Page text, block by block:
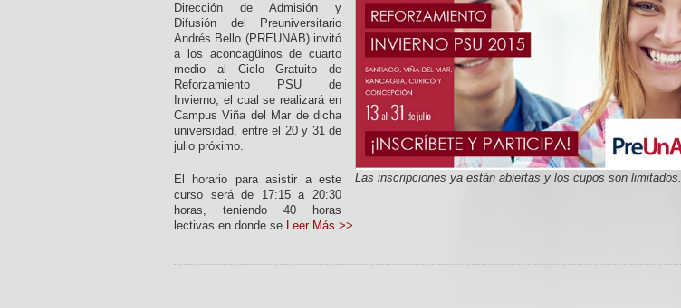
Las inscripciones ya están abiertas y los cupos son limitados.
Dirección de Admisión y
Difusión del Preuniversitario
Andrés Bello (PREUNAB) invitó
a los aconcagüinos de cuarto
medio al Ciclo Gratuito de
Reforzamiento PSU de
Invierno, el cual se realizará en
Campus Viña del Mar de dicha
universidad, entre el 20 y 31 de
julio próximo.
El horario para asistir a este
curso será de 17:15 a 20:30
horas, teniendo 40 horas
lectivas en donde se Leer Más >>